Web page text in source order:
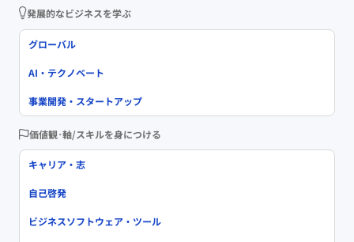
発展的なビジネスを学ぶ
グローバル
AI・テクノベート
事業開発・スタートアップ
価値観･軸/スキルを身につける
キャリア・志
自己啓発
ビジネスソフトウェア・ツール